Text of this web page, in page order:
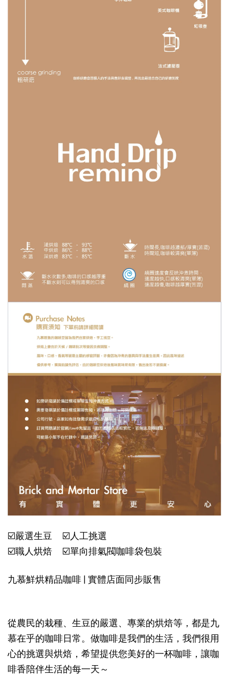
☑️嚴選生豆 ☑️人工挑選
☑️職人烘焙 ☑️單向排氣閥咖啡袋包裝
九慕鮮烘精品咖啡 | 實體店面同步販售
從農民的栽種、生豆的嚴選、專業的烘焙等，都是九
慕在乎的咖啡日常。做咖啡是我們的生活，我們很用
心的挑選與烘焙，希望提供您美好的一杯咖啡，讓咖
啡香陪伴生活的每一天～